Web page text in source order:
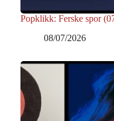
Popklikk: Ferske spor
08/07/2026